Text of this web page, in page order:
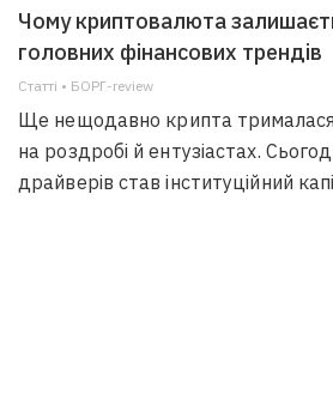
Чому криптовалюта
головних фінансових трендів
Статті • БОРГ-review
Ще нещодавно крипта трималася
на роздробі й ентузіастах.
драйверів став інституційний